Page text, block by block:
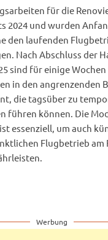
für die
2024 und wurden
den laufenden
Nach Abschluss der
sind für einige
in den angrenzenden
die tagsüber zu
führen können. Die
essenziell, um auch
Flugbetrieb am
Werbung